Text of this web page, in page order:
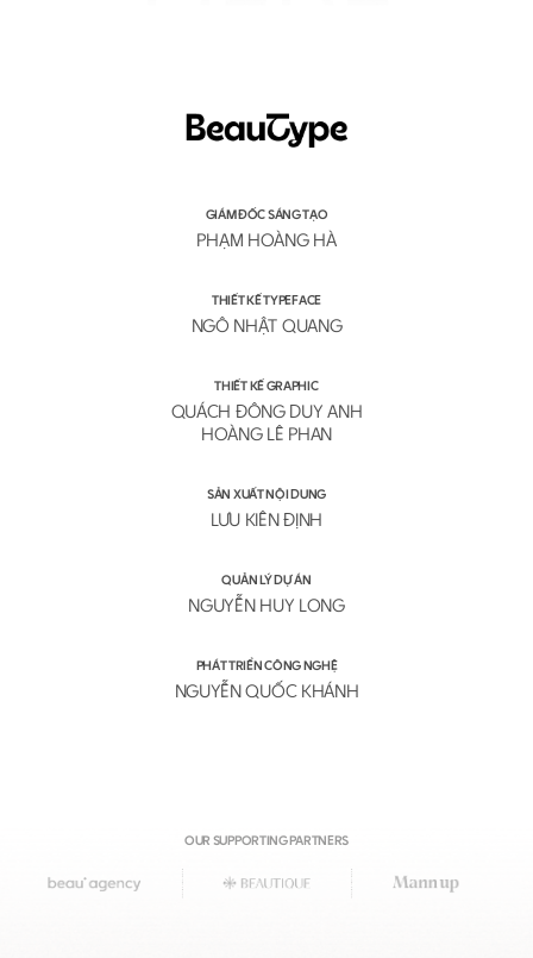
GIÁM ĐỐC SÁNG TẠO
PHẠM HOÀNG HÀ
THIẾT KẾ TYPEFACE
NGÔ NHẬT QUANG
THIẾT KẾ GRAPHIC
QUÁCH ĐÔNG DUY ANH
HOÀNG LÊ PHAN
SẢN XUẤT NỘI DUNG
LƯU KIÊN ĐỊNH
QUẢN LÝ DỰ ÁN
NGUYỄN HUY LONG
PHÁT TRIỂN CÔNG NGHỆ
NGUYỄN QUỐC KHÁNH
OUR SUPPORTING PARTNERS